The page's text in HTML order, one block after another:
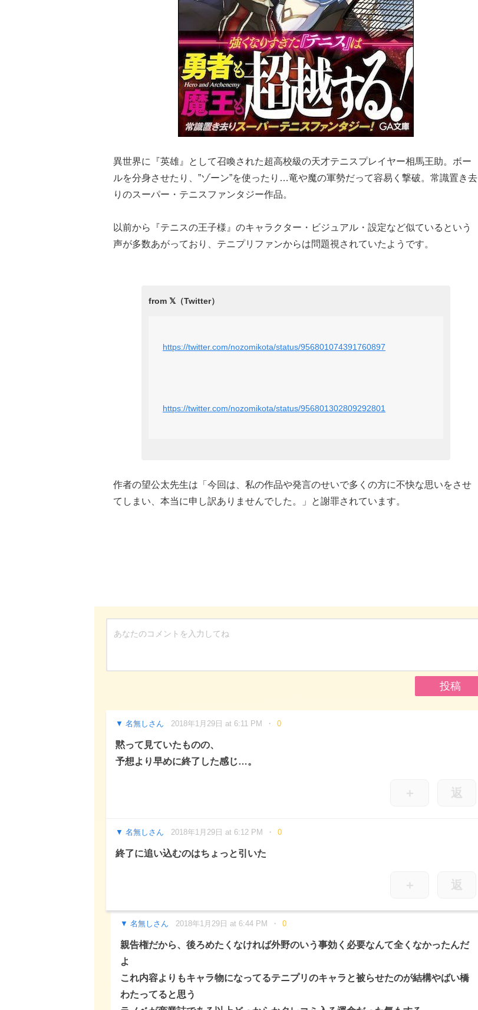
異世界に『英雄』として召喚された超高校級の天才テニスプレイヤー相馬王助。ボー
ルを分身させたり、”ゾーン”を使ったり…竜や魔の軍勢だって容易く撃破。常識置き去
りのスーパー・テニスファンタジー作品。
以前から『テニスの王子様』のキャラクター・ビジュアル・設定など似ているという
声が多数あがっており、テニプリファンからは問題視されていたようです。
https://twitter.com/nozomikota/status/956801074391760897
https://twitter.com/nozomikota/status/956801302809292801
作者の望公太先生は「今回は、私の作品や発言のせいで多くの方に不快な思いをさせ
てしまい、本当に申し訳ありませんでした。」と謝罪されています。
名無しさん 2018年1月29日 at 6:11 PM 0
黙って見ていたものの、
予想より早めに終了した感じ…。
＋ 返
名無しさん 2018年1月29日 at 6:12 PM 0
終了に追い込むのはちょっと引いた
＋ 返
名無しさん 2018年1月29日 at 6:44 PM 0
親告権だから、後ろめたくなければ外野のいう事効く必要なんて全くなかったんだ
よ
これ内容よりもキャラ物になってるテニプリのキャラと被らせたのが結構やばい橋
わたってると思う